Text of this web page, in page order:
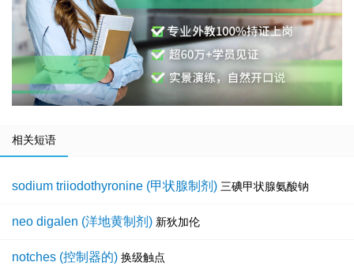
相关短语
sodium triiodothyronine (甲状腺制剂) 三碘甲状腺氨酸钠
neo digalen (洋地黄制剂) 新狄加伦
notches (控制器的) 换级触点